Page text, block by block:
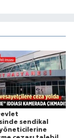
sendikal